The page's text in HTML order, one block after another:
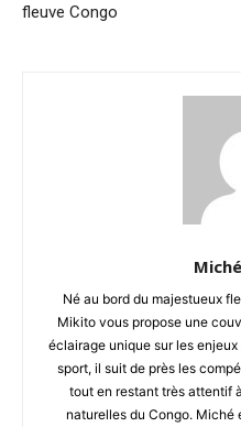
fleuve Congo
Né au bord du majestueux
Mikito vous propose une
éclairage unique sur les
sport, il suit de près les
tout en restant très attentif
naturelles du Congo. Miché